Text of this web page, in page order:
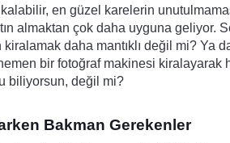
en güzel karelerin
almaktan çok daha uyguna geliyor.
daha mantıklı değil mi? Ya
bir fotoğraf makinesi
biliyorsun, değil mi?
Bakman Gerekenler